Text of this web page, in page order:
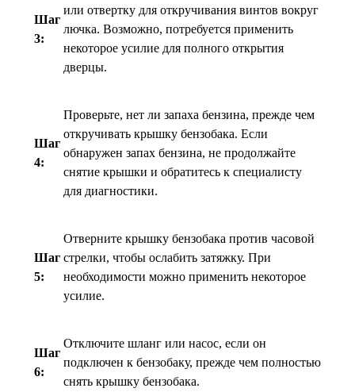
Шаг
3:
или отвертку для откручивания винтов вокруг
лючка. Возможно, потребуется применить
некоторое усилие для полного открытия
дверцы.
Шаг
4:
Проверьте, нет ли запаха бензина, прежде чем
откручивать крышку бензобака. Если
обнаружен запах бензина, не продолжайте
снятие крышки и обратитесь к специалисту
для диагностики.
Шаг
5:
Отверните крышку бензобака против часовой
стрелки, чтобы ослабить затяжку. При
необходимости можно применить некоторое
усилие.
Шаг
6:
Отключите шланг или насос, если он
подключен к бензобаку, прежде чем полностью
снять крышку бензобака.